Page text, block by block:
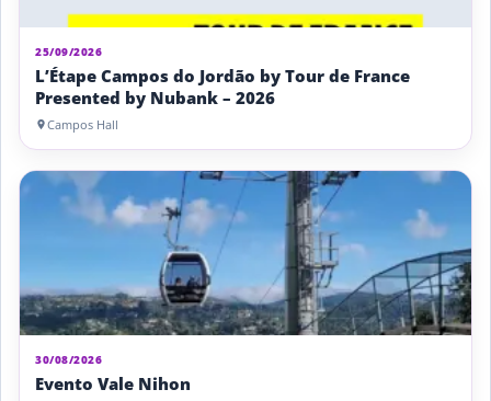
25/09/2026
L’Étape Campos do Jordão by Tour de France
Presented by Nubank – 2026
Campos Hall
30/08/2026
Evento Vale Nihon